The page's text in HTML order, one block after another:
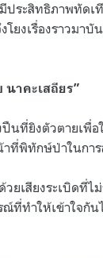
ประสิทธิภาพทัด
งเรื่องราวมาบั
นาคะเสถียร”
นที่ยิงตัวตายเพื่
ที่พิทักษ์ป่าในการ
เสียงระเบิดที่ไ
ทำให้เข้าใจกัน